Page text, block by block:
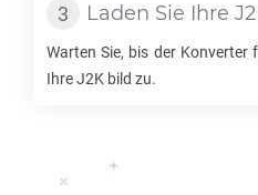
Laden Sie Ihre
Warten Sie, bis der
IhreJ2K bild zu.